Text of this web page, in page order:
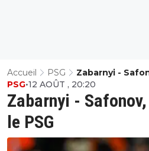
Accueil PSG Zabarnyi -
Zabarnyi -
le PSG
PSG•12 AOÛT , 20:20